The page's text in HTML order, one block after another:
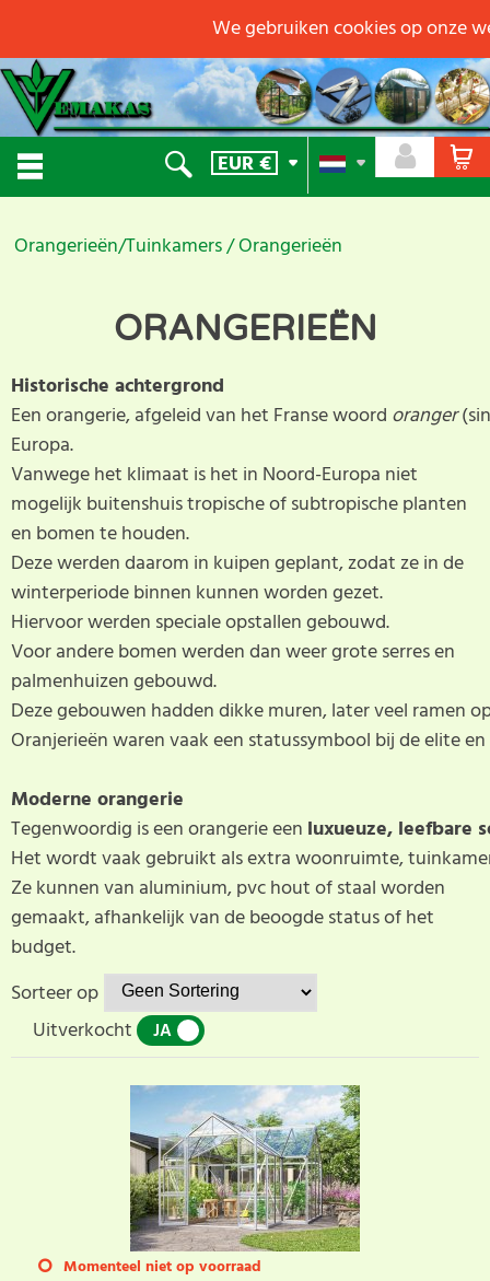
EUR€
Orangerieën/Tuinkamers Orangerieën
ORANGERIEËN
Historische achtergrond
Een orangerie, afgeleid van het Franse woord oranger
Europa.
Vanwege het klimaat is het in Noord-Europa niet
mogelijk buitenshuis tropische of subtropische planten
en bomen te houden.
Deze werden daarom in kuipen geplant, zodat ze in de
winterperiode binnen kunnen worden gezet.
Hiervoor werden speciale opstallen gebouwd.
Voor andere bomen werden dan weer grote serres en
palmenhuizen gebouwd.
Deze gebouwen hadden dikke muren, later veel ramen
Oranjerieën waren vaak een statussymbool bij de elite
Moderne orangerie
Tegenwoordig is een orangerie een luxueuze, leefbare
Het wordt vaak gebruikt als extra woonruimte,
Ze kunnen van aluminium, pvc hout of staal worden
gemaakt, afhankelijk van de beoogde status of het
budget.
Sorteer op
Uitverkocht
JA
Momenteel niet op voorraad
We gebruiken cookies op onze